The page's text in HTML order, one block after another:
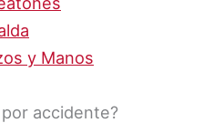
y Manos
accidente?